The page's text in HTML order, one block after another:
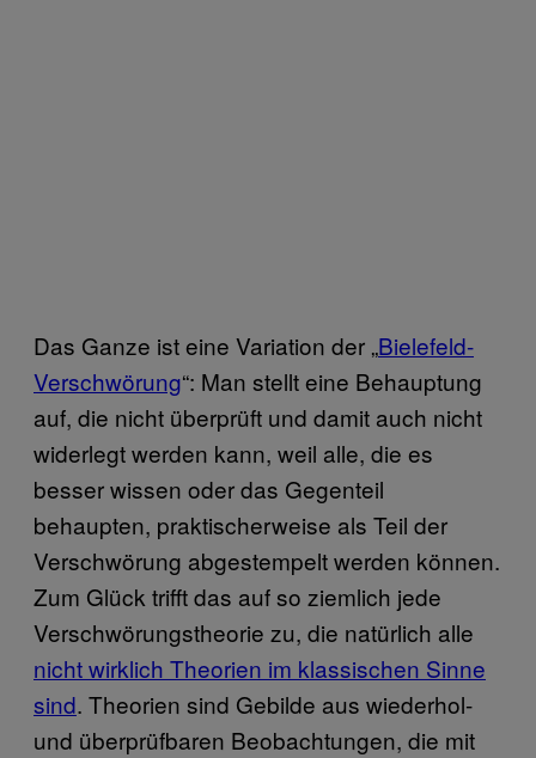
Das Ganze ist eine Variation der „Bielefeld-
Verschwörung“: Man stellt eine Behauptung
auf, die nicht überprüft und damit auch nicht
widerlegt werden kann, weil alle, die es
besser wissen oder das Gegenteil
behaupten, praktischerweise als Teil der
Verschwörung abgestempelt werden können.
Zum Glück trifft das auf so ziemlich jede
Verschwörungstheorie zu, die natürlich alle
nicht wirklich Theorien im klassischen Sinne
sind. Theorien sind Gebilde aus wiederhol-
und überprüfbaren Beobachtungen, die mit